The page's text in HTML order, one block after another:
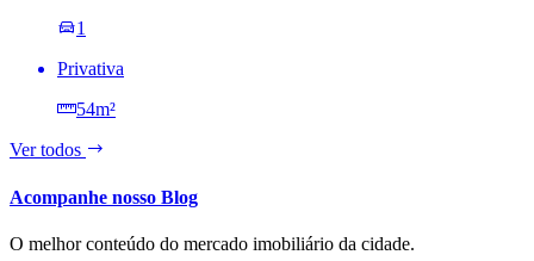
1
Privativa
54m²
Ver todos
Acompanhe nosso Blog
O melhor conteúdo do mercado imobiliário da cidade.